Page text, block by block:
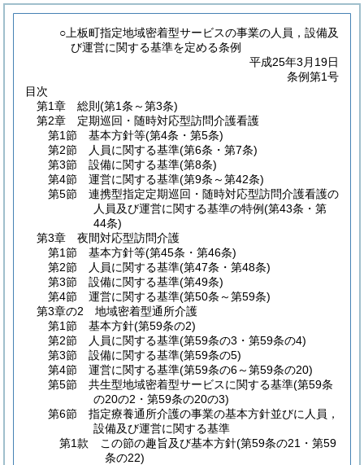
○上板町指定地域密着型サービスの事業の人員，設備及
び運営に関する基準を定める条例
平成25年3月19日
条例第1号
目次
第1章
総則 (第1条～第3条)
第2章
定期巡回・随時対応型訪問介護看護
第1節
基本方針等(第4条・第5条)
第2節
人員に関する基準(第6条・第7条)
第3節
設備に関する基準(第8条)
第4節
運営に関する基準(第9条～第42条)
第5節
連携型指定定期巡回・随時対応型訪問介護看護の
人員及び運営に関する基準の特例(第43条・第
44条)
第3章
夜間対応型訪問介護
第1節
基本方針等(第45条・第46条)
第2節
人員に関する基準(第47条・第48条)
第3節
設備に関する基準(第49条)
第4節
運営に関する基準(第50条～第59条)
第3章の2
地域密着型通所介護
第1節
基本方針(第59条の2)
第2節
人員に関する基準(第59条の3・第59条の4)
第3節
設備に関する基準(第59条の5)
第4節
運営に関する基準(第59条の6～第59条の20)
第5節
共生型地域密着型サービスに関する基準(第59条
の20の2・第59条の20の3)
第6節
指定療養通所介護の事業の基本方針並びに人員，
設備及び運営に関する基準
第1款
この節の趣旨及び基本方針(第59条の21・第59
条の22)